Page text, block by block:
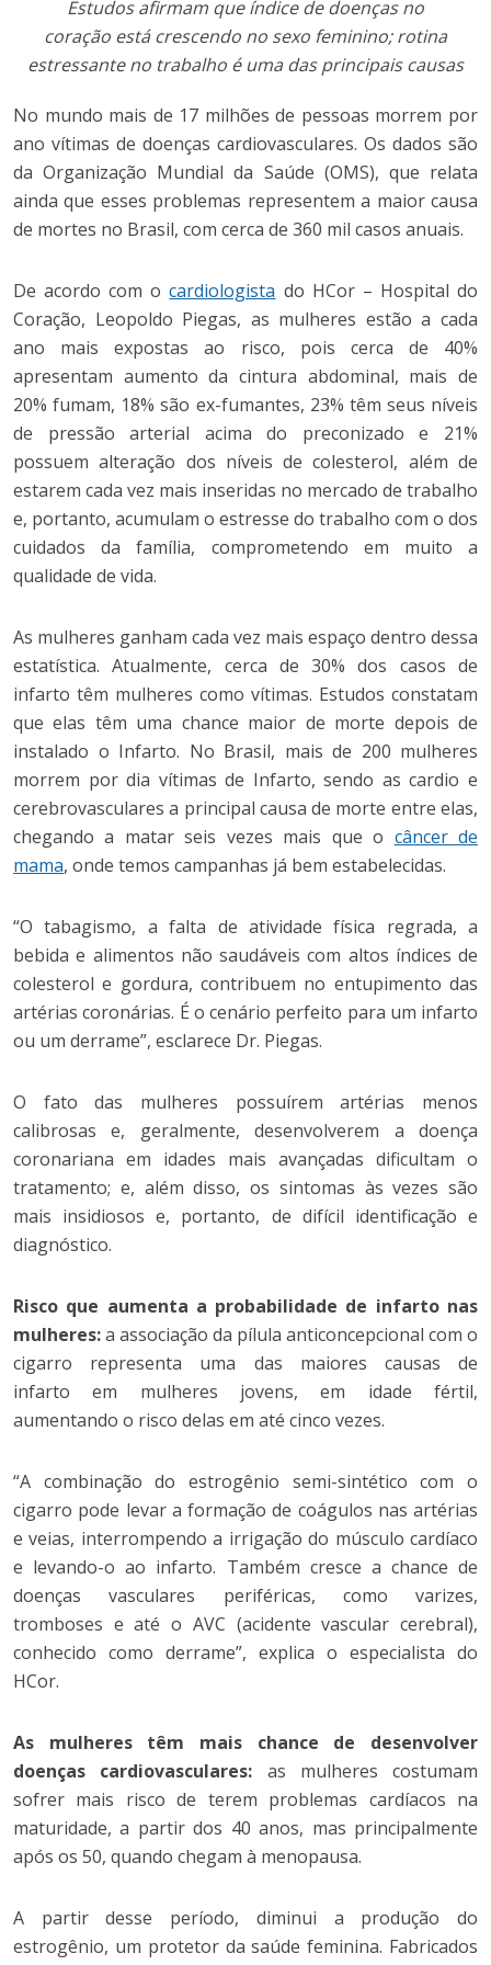
Estudos afirmam que índice de doenças no
coração está crescendo no sexo feminino; rotina
estressante no trabalho é uma das principais causas
No mundo mais de 17 milhões de pessoas morrem por
ano vítimas de doenças cardiovasculares. Os dados são
da Organização Mundial da Saúde (OMS), que relata
ainda que esses problemas representem a maior causa
de mortes no Brasil, com cerca de 360 mil casos anuais.
De acordo com ocardiologista do HCor – Hospital do
Coração, Leopoldo Piegas, as mulheres estão a cada
ano mais expostas ao risco, pois cerca de 40%
apresentam aumento da cintura abdominal, mais de
20% fumam, 18% são ex-fumantes, 23% têm seus níveis
de pressão arterial acima do preconizado e 21%
possuem alteração dos níveis de colesterol, além de
estarem cada vez mais inseridas no mercado de trabalho
e, portanto, acumulam o estresse do trabalho com o dos
cuidados da família, comprometendo em muito a
qualidade de vida.
As mulheres ganham cada vez mais espaço dentro dessa
estatística. Atualmente, cerca de 30% dos casos de
infarto têm mulheres como vítimas. Estudos constatam
que elas têm uma chance maior de morte depois de
instalado o Infarto. No Brasil, mais de 200 mulheres
morrem por dia vítimas de Infarto, sendo as cardio e
cerebrovasculares a principal causa de morte entre elas,
chegando a matar seis vezes mais que o câncer de
mama, onde temos campanhas já bem estabelecidas.
“O tabagismo, a falta de atividade física regrada, a
bebida e alimentos não saudáveis com altos índices de
colesterol e gordura, contribuem no entupimento das
artérias coronárias. É o cenário perfeito para um infarto
ou um derrame”, esclarece Dr. Piegas.
O fato das mulheres possuírem artérias menos
calibrosas e, geralmente, desenvolverem a doença
coronariana em idades mais avançadas dificultam o
tratamento; e, além disso, os sintomas às vezes são
mais insidiosos e, portanto, de difícil identificação e
diagnóstico.
Risco que aumenta a probabilidade de infarto nas
mulheres:a associação da pílula anticoncepcional com o
cigarro representa uma das maiores causas de
infarto em mulheres jovens, em idade fértil,
aumentando o risco delas em até cinco vezes.
“A combinação do estrogênio semi-sintético com o
cigarro pode levar a formação de coágulos nas artérias
e veias, interrompendo a irrigação do músculo cardíaco
e levando-o ao infarto. Também cresce a chance de
doenças vasculares periféricas, como varizes,
tromboses e até o AVC (acidente vascular cerebral),
conhecido como derrame”, explica o especialista do
HCor.
As mulheres têm mais chance de desenvolver
doenças cardiovasculares: as mulheres costumam
sofrer mais risco de terem problemas cardíacos na
maturidade, a partir dos 40 anos, mas principalmente
após os 50, quando chegam à menopausa.
A partir desse período, diminui a produção do
estrogênio, um protetor da saúde feminina. Fabricados